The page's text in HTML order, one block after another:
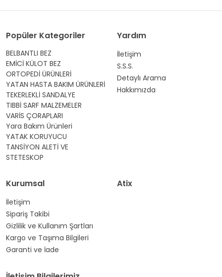
Popüler Kategoriler
BELBANTLI BEZ
EMİCİ KÜLOT BEZ
ORTOPEDİ ÜRÜNLERİ
YATAN HASTA BAKIM ÜRÜNLERİ
TEKERLEKLİ SANDALYE
TIBBİ SARF MALZEMELER
VARİS ÇORAPLARI
Yara Bakım Ürünleri
YATAK KORUYUCU
TANSİYON ALETİ VE
STETESKOP
Yardım
İletişim
S.S.S.
Detaylı Arama
Hakkımızda
Kurumsal
İletişim
Sipariş Takibi
Gizlilik ve Kullanım Şartları
Kargo ve Taşıma Bilgileri
Garanti ve İade
Atix